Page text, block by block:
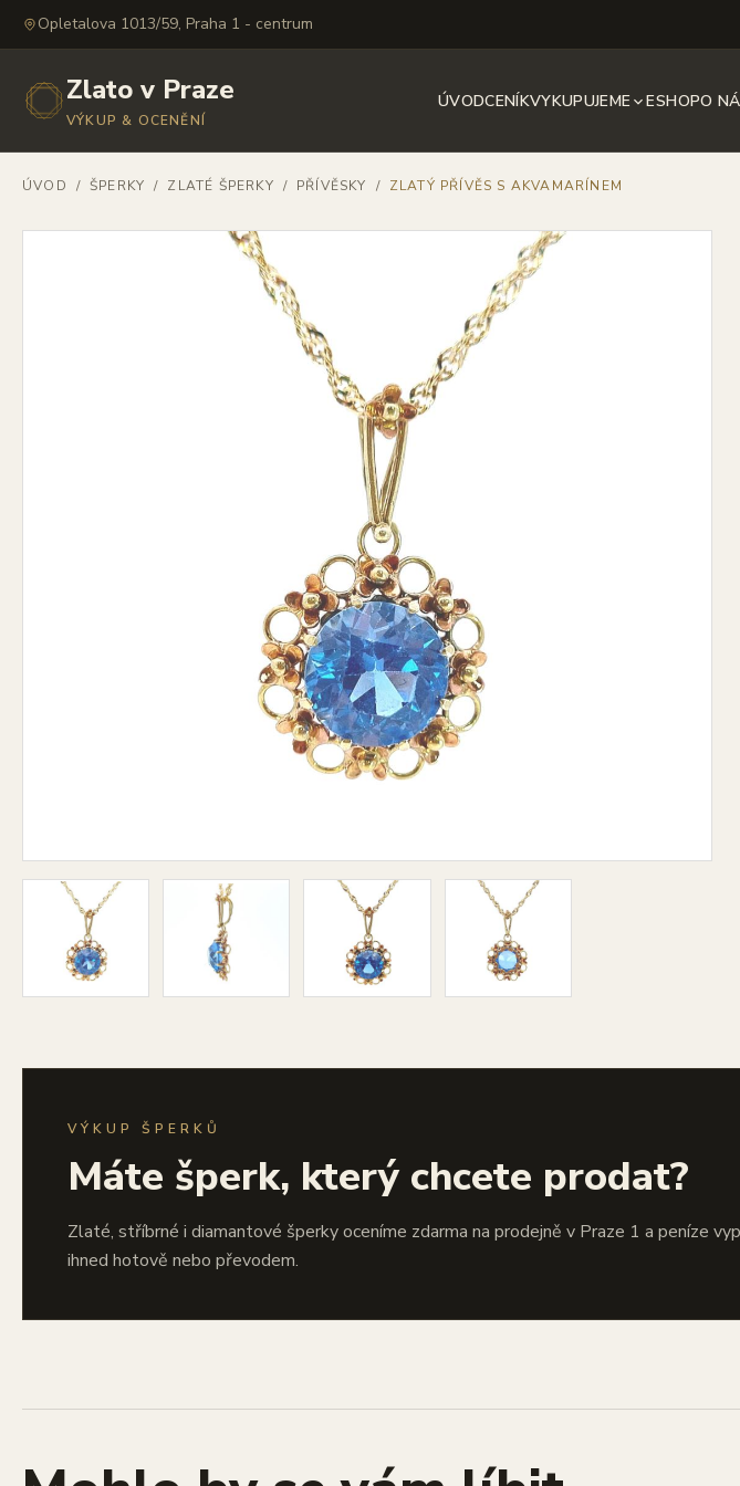
Opletalova 1013/59, Praha 1 - centrum
Zlato v Praze
VÝKUP & OCENĚNÍ
ÚVODCENÍKVYKUPUJEME ESHOPO
ÚVOD / ŠPERKY / ZLATÉ ŠPERKY / PŘÍVĚSKY / ZLATÝ PŘÍVĚS S AKVAMARÍNEM
VÝKUP ŠPERKŮ
Máte šperk, který chcete prodat?
Zlaté, stříbrné i diamantové šperky oceníme zdarma na prodejně v Praze 1 a peníze
ihned hotově nebo převodem.